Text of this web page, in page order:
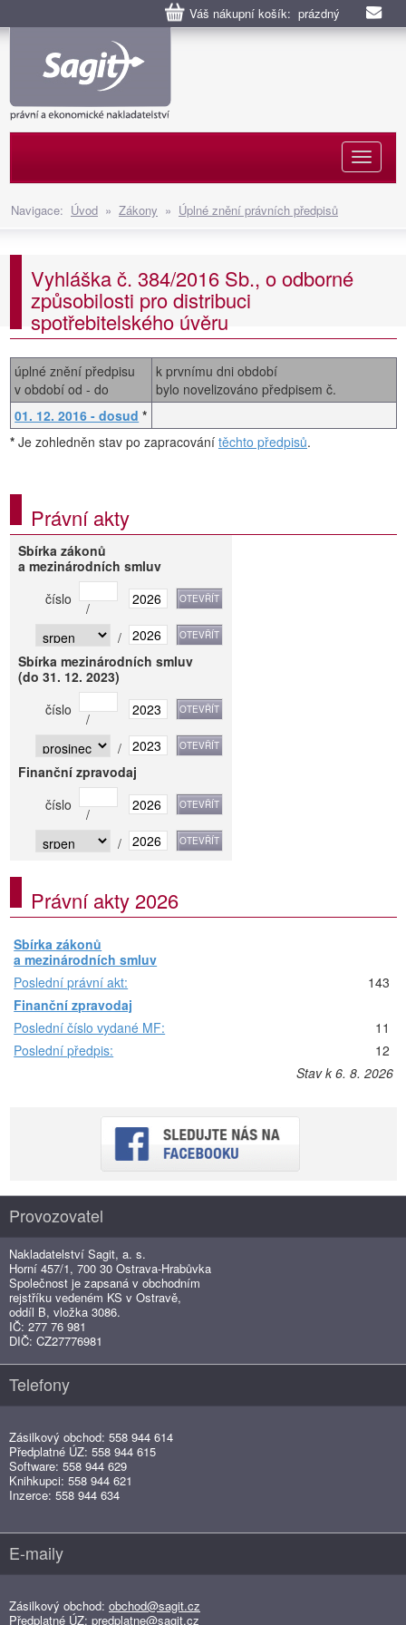
Váš nákupní košík: prázdný
Navigace: Úvod » Zákony » Úplné znění právních předpisů
Vyhláška č. 384/2016 Sb., o odborné
způsobilosti pro distribuci
spotřebitelského úvěru
úplné znění předpisu
v období od - do
k prvnímu dni období
bylo novelizováno předpisem č.
01. 12. 2016 - dosud *
* Je zohledněn stav po zapracování těchto předpisů.
Právní akty
Sbírka zákonů
a mezinárodních smluv
číslo
/
/
Sbírka mezinárodních smluv
(do 31. 12. 2023)
číslo
/
/
Finanční zpravodaj
číslo
/
/
Právní akty 2026
Sbírka zákonů
a mezinárodních smluv
Poslední právní akt:
143
Finanční zpravodaj
Poslední číslo vydané MF:
11
Poslední předpis:
12
Stav k 6. 8. 2026
Provozovatel
Nakladatelství Sagit, a. s.
Horní 457/1, 700 30 Ostrava-Hrabůvka
Společnost je zapsaná v obchodním
rejstříku vedeném KS v Ostravě,
oddíl B, vložka 3086.
IČ: 277 76 981
DIČ: CZ27776981
Telefony
Zásilkový obchod: 558 944 614
Předplatné ÚZ: 558 944 615
Software: 558 944 629
Knihkupci: 558 944 621
Inzerce: 558 944 634
E-maily
Zásilkový obchod: obchod@sagit.cz
Předplatné ÚZ: predplatne@sagit.cz